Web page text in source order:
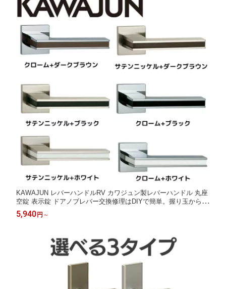
KAWAJUN レバーハンドルRV カワジュン製レバーハンドル 丸座
空錠 表示錠 ドアノブレバー交換修理はDIYで簡単。握り玉からド
アレバーに取替えて楽に開閉。トイレ用の錠付きドアグリップや
かっこいいシンプルでモダンな取っ手に取り替え 取手 つまみ ド
5,940 円 ～